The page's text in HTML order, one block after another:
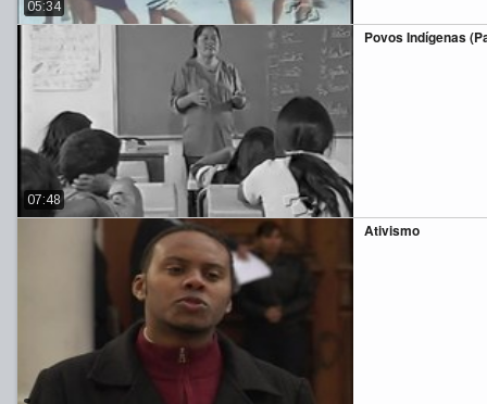
05:34
Povos Indígenas
07:48
Ativismo